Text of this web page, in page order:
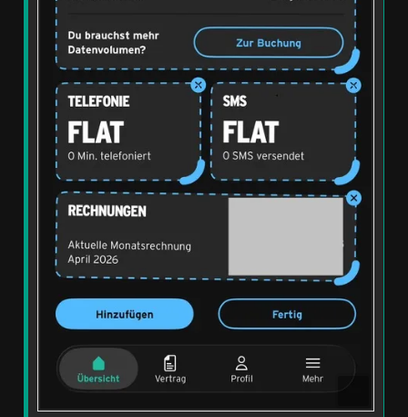
In beiden Fällen erhalten die Kacheln dann einen blau
gestrichelten Rahmen. Haben sie zusätzlich unten rechts
eine dickere Linie, könnt ihr an dieser Stelle die Größe